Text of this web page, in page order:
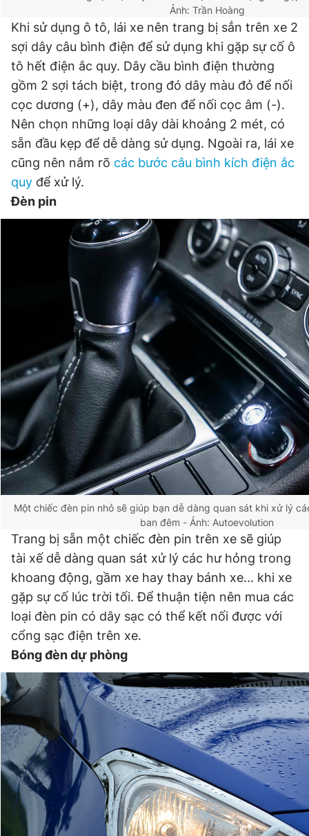
Ảnh: Trần Hoàng
Khi sử dụng ô tô, lái xe nên trang bị sẳn trên xe 2
sợi dây câu bình điện để sử dụng khi gặp sự cố ô
tô hết điện ắc quy. Dây cầu bình điện thường
gồm 2 sợi tách biệt, trong đó dây màu đỏ để nối
cọc dương (+), dây màu đen để nối cọc âm (-).
Nên chọn những loại dây dài khoảng 2 mét, có
sẵn đầu kẹp để dễ dàng sử dụng. Ngoài ra, lái xe
cũng nên nắm rõ các bước câu bình kích điện ắc
quy để xử lý.
Đèn pin
Một chiếc đèn pin nhỏ sẽ giúp bạn dễ dàng quan sát khi xử lý
ban đêm - Ảnh: Autoevolution
Trang bị sẵn một chiếc đèn pin trên xe sẽ giúp
tài xế dễ dàng quan sát xử lý các hư hỏng trong
khoang động, gầm xe hay thay bánh xe... khi xe
gặp sự cố lúc trời tối. Để thuận tiện nên mua các
loại đèn pin có dây sạc có thể kết nối được với
cổng sạc điện trên xe.
Bóng đèn dự phòng